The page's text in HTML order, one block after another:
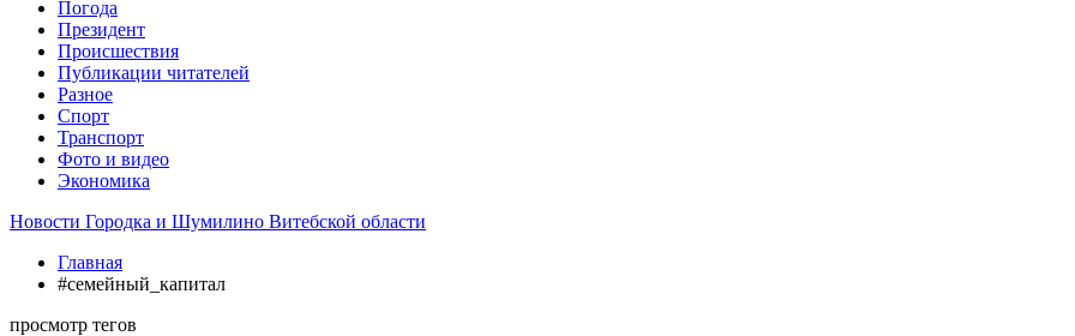
Погода
Президент
Происшествия
Публикации читателей
Разное
Спорт
Транспорт
Фото и видео
Экономика
Новости Городка и Шумилино Витебской области
Главная
#семейный_капитал
просмотр тегов